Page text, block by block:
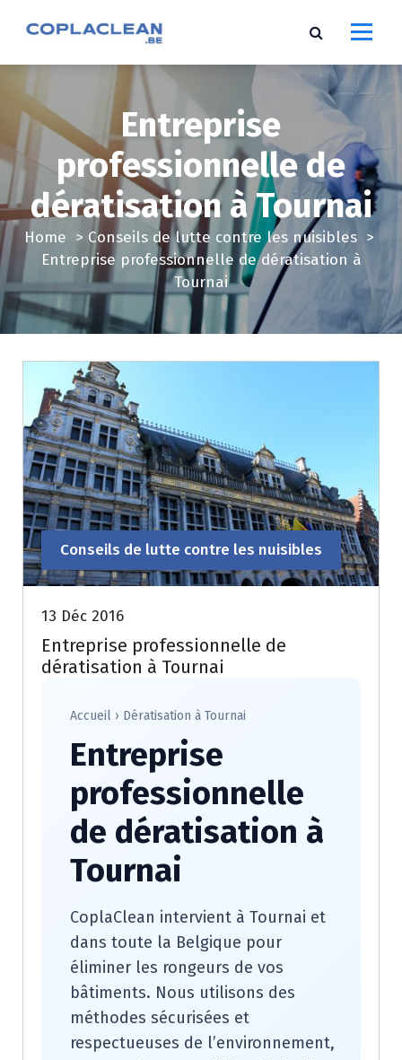
o
n
t
e
n
Entreprise
professionnelle de
dératisation à Tournai
Home > Conseils de lutte contre les nuisibles>
Entreprise professionnelle de dératisation à
Tournai
Conseils de lutte contre les nuisibles
13 Déc 2016
Entreprise professionnelle de
dératisation à Tournai
Accueil › Dératisation à Tournai
Entreprise
professionnelle
de dératisation à
Tournai
CoplaClean intervient à Tournai et
dans toute la Belgique pour
éliminer les rongeurs de vos
bâtiments. Nous utilisons des
méthodes sécurisées et
respectueuses de l’environnement,